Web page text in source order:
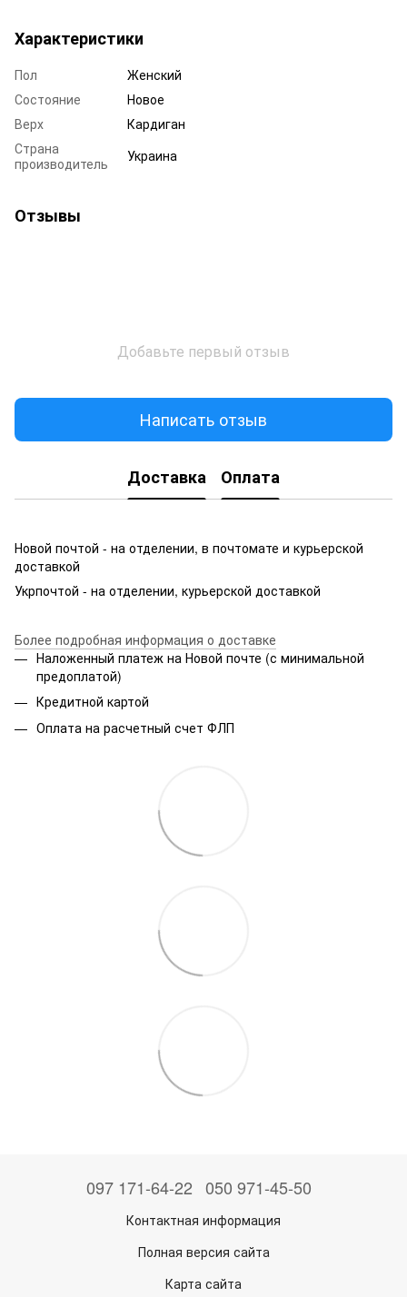
Характеристики
Пол
Женский
Состояние
Новое
Верх
Кардиган
Страна
производитель
Украина
Отзывы
Добавьте первый отзыв
Написать отзыв
Доставка Оплата
Новой почтой - на отделении, в почтомате и курьерской
доставкой
Укрпочтой - на отделении, курьерской доставкой
Более подробная информация о доставке
Наложенный платеж на Новой почте (с минимальной
предоплатой)
Кредитной картой
Оплата на расчетный счет ФЛП
097 171-64-22 050 971-45-50
Контактная информация
Полная версия сайта
Карта сайта